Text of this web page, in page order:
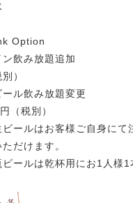
Option
ン飲み放題追加 お
）
ール飲み放題変更
（税別）
ールはお客様ご自身にて
だけます。
ールは乾杯用にお1人様1